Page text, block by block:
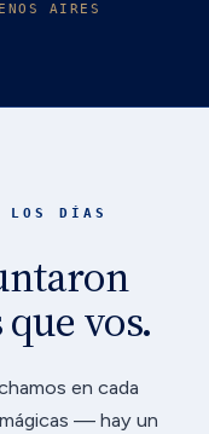
AIRES
LOS DÍAS
vos.
en cada
— hay un